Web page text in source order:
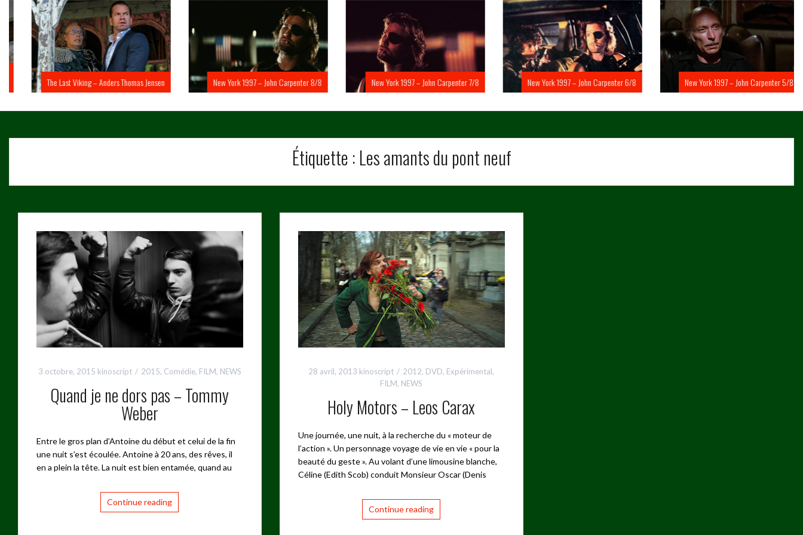
The Last Viking – Anders Thomas Jensen New York 1997 – John Carpenter 8/8 New York 1997 – John Carpenter 7/8 New York 1997 – John Carpenter 6/8 New York 1997 – John Carpenter 5/8
Étiquette : Les amants du pont neuf
3 octobre, 2015 kinoscript 2015, Comédie, FILM, NEWS
Quand je ne dors pas – Tommy
Weber
Entre le gros plan d’Antoine du début et celui de la fin
une nuit s’est écoulée. Antoine à 20 ans, des rêves, il
en a plein la tête. La nuit est bien entamée, quand au
Continue reading
28 avril, 2013 kinoscript 2012, DVD, Expérimental,
FILM, NEWS
Holy Motors – Leos Carax
Une journée, une nuit, à la recherche du « moteur de
l’action ». Un personnage voyage de vie en vie « pour la
beauté du geste ». Au volant d’une limousine blanche,
Céline (Edith Scob) conduit Monsieur Oscar (Denis
Continue reading